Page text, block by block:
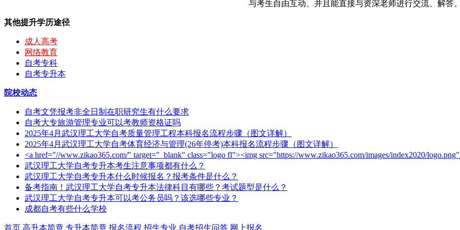
与考生自由互动、并且能直接与资深老师进行交流、解答。
其他提升学历途径
成人高考
网络教育
自考专科
自考专升本
院校动态
自考文凭报考非全日制在职研究生有什么要求
自考大专旅游管理专业可以考教师资格证吗
2025年4月武汉理工大学自考质量管理工程本科报名流程步骤（图文详解）
2025年4月武汉理工大学自考体育经济与管理(26年停考)本科报名流程步骤（图文详解）
<a href="//www.zikao365.com/" target="_blank" class="logo fl"><img src="https://www.zikao365.com/images/index2020/
武汉理工大学自考专升本考生注意事项都有什么？
武汉理工大学自考专升本什么时候报名？报考条件是什么？
备考指南！武汉理工大学自考专升本法律科目有哪些？考试题型是什么？
武汉理工大学自考专升本可以考公务员吗？该选哪些专业？
成都自考有些什么学校
首页 高升本简章 专升本简章 报名流程 招生专业 自考招生问答 网上报名